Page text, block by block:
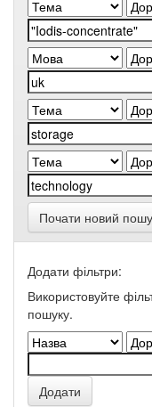
Почати новий
Додати фільтри:
Використовуйте
пошуку.